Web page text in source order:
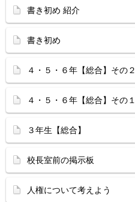
書き初め 紹介
書き初め
４・５・６年【総合】その２
４・５・６年【総合】その１
３年生【総合】
校長室前の掲示板
人権について考えよう